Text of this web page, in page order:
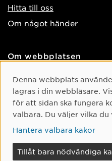
Hitta till oss
Om något händer
Om webbplatsen
Behandling av
personuppgifter
Hantera kakor
Cookie-samtycke
Denna webbplats
lagras i din webbläsare.
för att sidan ska fungera
valbara. Du väljer vilka du
Hantera valbara kakor
Tillåt bara nödvändiga